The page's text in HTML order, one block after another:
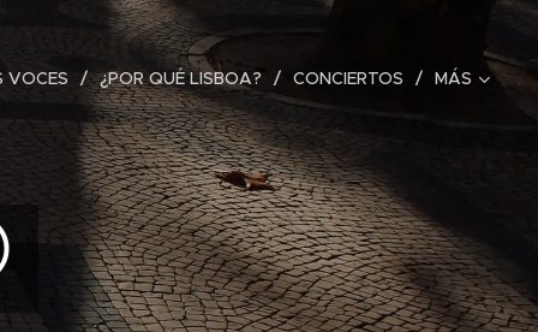
VOCES ¿POR QUÉ LISBOA? CONCIERTOS MÁS